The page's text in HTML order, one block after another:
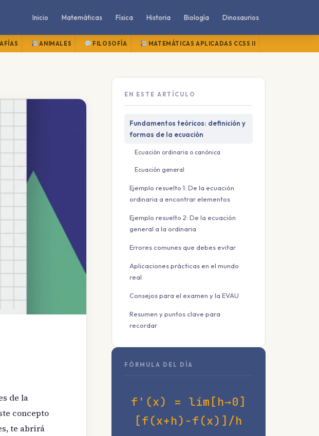
Inicio Matemáticas Física Historia Biología Dinosaurios
ANIMALES FILOSOFÍA MATEMÁTICAS APLICADAS CCSS II
de la
concepto
te abrirá
EN ESTE ARTÍCULO
Fundamentos teóricos: definición y
formas de la ecuación
Ecuación ordinaria o canónica
Ecuación general
Ejemplo resuelto 1: De la ecuación
ordinaria a encontrar elementos
Ejemplo resuelto 2: De la ecuación
general a la ordinaria
Errores comunes que debes evitar
Aplicaciones prácticas en el mundo
real
Consejos para el examen y la EVAU
Resumen y puntos clave para
recordar
FÓRMULA DEL DÍA
f'(x) = lím[h→0]
[f(x+h)-f(x)]/h